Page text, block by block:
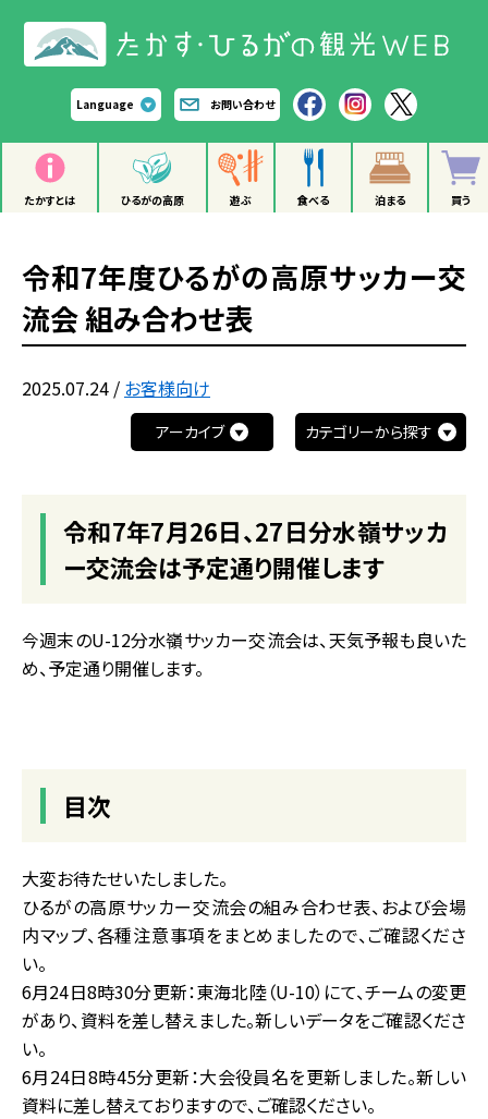
Language お問い合わせ
たかすとは ひるがの高原 遊ぶ 食べる 泊まる 買う
令和7年度ひるがの高原サッカー交
流会 組み合わせ表
2025.07.24 / お客様向け
アーカイブ カテゴリーから探す
令和7年7月26日、27日分水嶺サッカ
ー交流会は予定通り開催します
今週末のU-12分水嶺サッカー交流会は、天気予報も良いた
め、予定通り開催します。
目次
大変お待たせいたしました。
ひるがの高原サッカー交流会の組み合わせ表、および会場
内マップ、各種注意事項をまとめましたので、ご確認くださ
い。
6月24日8時30分更新：東海北陸（U-10）にて、チームの変更
があり、資料を差し替えました。新しいデータをご確認くださ
い。
6月24日8時45分更新：大会役員名を更新しました。新しい
資料に差し替えておりますので、ご確認ください。